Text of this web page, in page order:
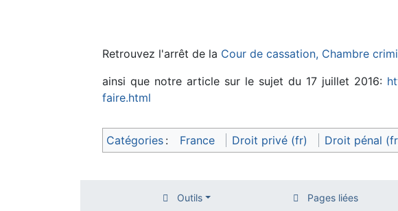
Retrouvez l'arrêt de la Cour de cassation, Chambre
ainsi que notre article sur le sujet du 17 juillet 2016:
faire.html
Catégories : France Droit privé (fr) Droit pénal
Outils Pages liées